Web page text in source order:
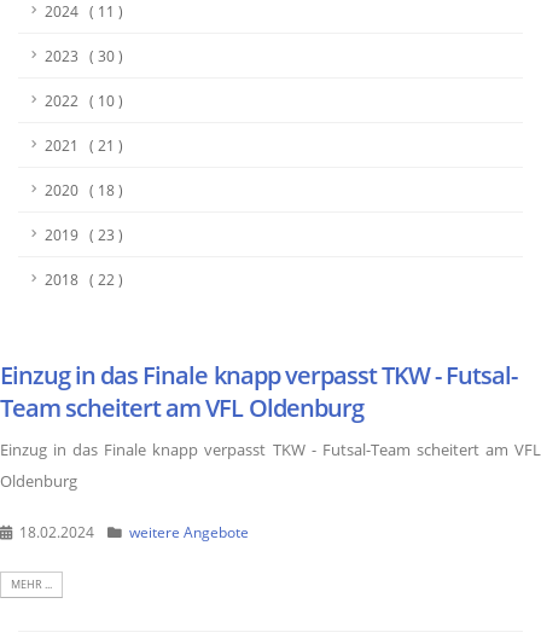
2024 ( 11 )
2023 ( 30 )
2022 ( 10 )
2021 ( 21 )
2020 ( 18 )
2019 ( 23 )
2018 ( 22 )
Einzug in das Finale knapp verpasst TKW - Futsal-
Team scheitert am VFL Oldenburg
Einzug in das Finale knapp verpasst TKW - Futsal-Team scheitert am VFL
Oldenburg
18.02.2024 weitere Angebote
MEHR ...